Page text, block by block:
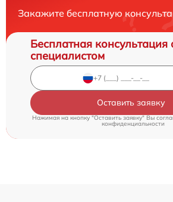
Закажите бесплатную
Бесплатная консультация
специалистом
Оставить заявку
Нажимая на кнопку "Оставить заявку" Вы
конфиденциальности